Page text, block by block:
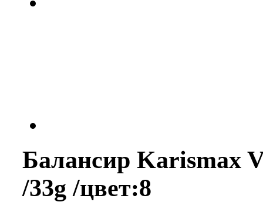
Балансир Karismax
/33g /цвет:8